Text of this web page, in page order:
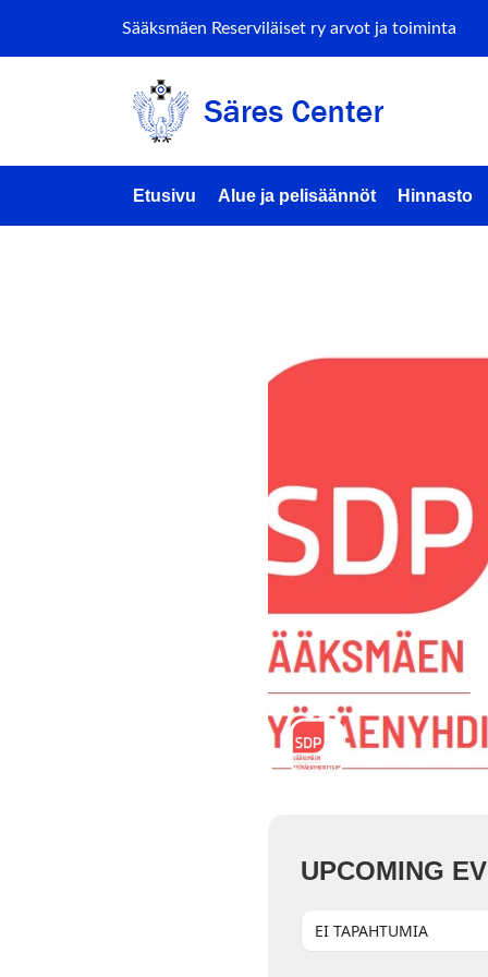
Sääksmäen Reserviläiset ry arvot ja toiminta
Etusivu Alue ja pelisäännöt Hinnasto
UPCOMING
EI TAPAHTUMIA